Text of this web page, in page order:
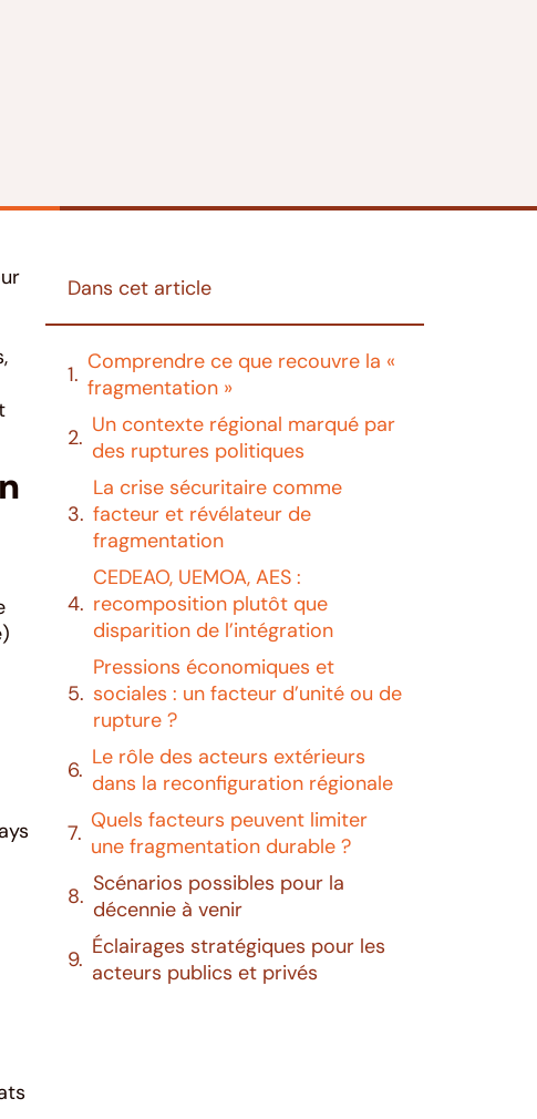
Dans cet article
Comprendre ce que recouvre la «
fragmentation »
Un contexte régional marqué par
des ruptures politiques
La crise sécuritaire comme
facteur et révélateur de
fragmentation
CEDEAO, UEMOA, AES :
recomposition plutôt que
disparition de l’intégration
Pressions économiques et
sociales : un facteur d’unité ou de
rupture ?
Le rôle des acteurs extérieurs
dans la reconfiguration régionale
Quels facteurs peuvent limiter
une fragmentation durable ?
Scénarios possibles pour la
décennie à venir
Éclairages stratégiques pour les
acteurs publics et privés